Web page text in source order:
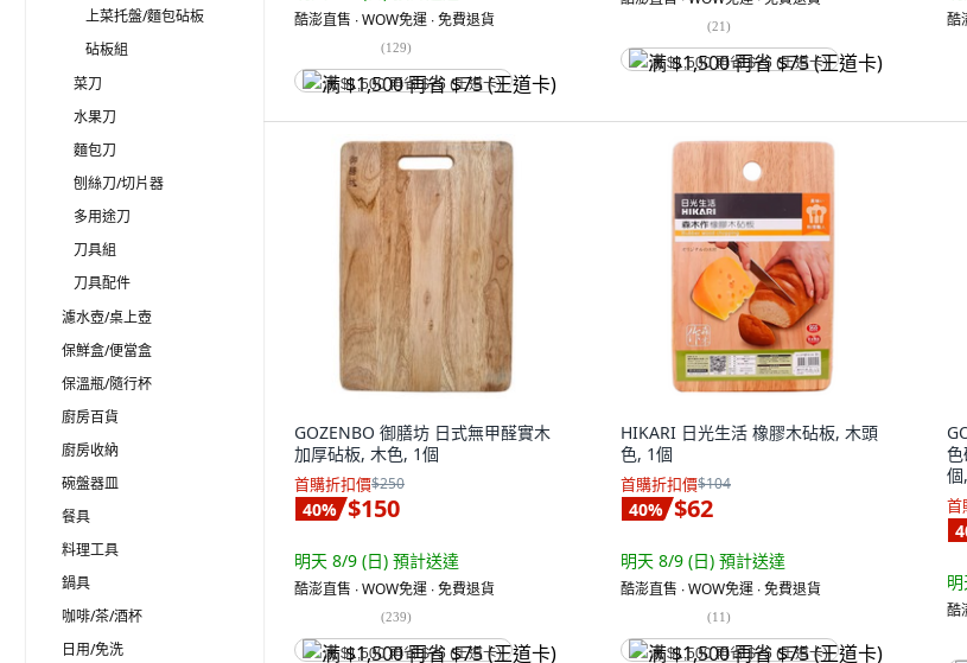
上菜托盤/麵包砧板
砧板組
菜刀
水果刀
麵包刀
刨絲刀/切片器
多用途刀
刀具組
刀具配件
濾水壺/桌上壺
保鮮盒/便當盒
保溫瓶/隨行杯
廚房百貨
廚房收納
碗盤器皿
餐具
料理工具
鍋具
咖啡/茶/酒杯
日用/免洗
酷澎直售 ∙ WOW免運 ∙ 免費退貨
(129)
满 $1,500 再省 $75 (王道卡)
(21)
满 $1,500 再省 $75 (王道卡)
酷
GOZENBO 御膳坊 日式無甲醛實木
加厚砧板, 木色, 1個
首購折扣價$250
40% $150
明天 8/9 (日) 預計送達
酷澎直售 ∙ WOW免運 ∙ 免費退貨
(239)
满 $1,500 再省 $75 (王道卡)
HIKARI 日光生活 橡膠木砧板, 木頭
色, 1個
首購折扣價$104
40% $62
明天 8/9 (日) 預計送達
酷澎直售 ∙ WOW免運 ∙ 免費退貨
(11)
满 $1,500 再省 $75 (王道卡)
首
酷